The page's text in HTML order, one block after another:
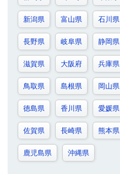
新潟県 富山県 石川県
長野県 岐阜県 静岡県
滋賀県 大阪府 兵庫県
鳥取県 島根県 岡山県
徳島県 香川県 愛媛県
佐賀県 長崎県 熊本県
鹿児島県 沖縄県